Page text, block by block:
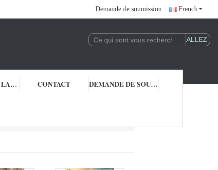
Demande de soumission French
CONTRÔLE DE LA QUALITÉ CONTACT DEMANDE DE SOUMISSION